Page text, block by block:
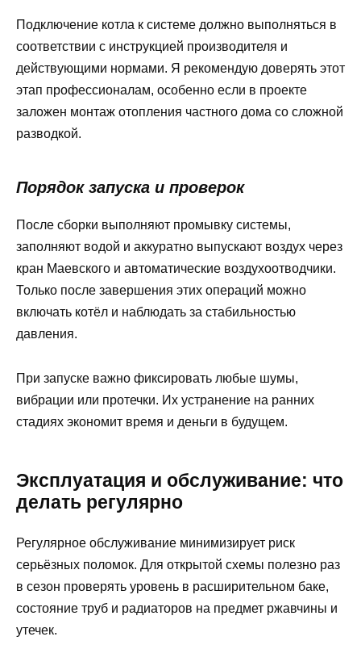
Подключение котла к системе должно выполняться в
соответствии с инструкцией производителя и
действующими нормами. Я рекомендую доверять этот
этап профессионалам, особенно если в проекте
заложен монтаж отопления частного дома со сложной
разводкой.
Порядок запуска и проверок
После сборки выполняют промывку системы,
заполняют водой и аккуратно выпускают воздух через
кран Маевского и автоматические воздухоотводчики.
Только после завершения этих операций можно
включать котёл и наблюдать за стабильностью
давления.
При запуске важно фиксировать любые шумы,
вибрации или протечки. Их устранение на ранних
стадиях экономит время и деньги в будущем.
Эксплуатация и обслуживание: что
делать регулярно
Регулярное обслуживание минимизирует риск
серьёзных поломок. Для открытой схемы полезно раз
в сезон проверять уровень в расширительном баке,
состояние труб и радиаторов на предмет ржавчины и
утечек.